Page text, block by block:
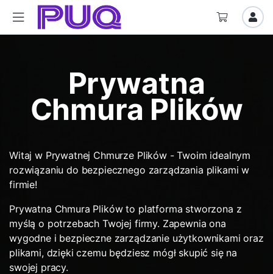
Prywatna
Chmura Plików
Witaj w Prywatnej Chmurze Plików - Twoim idealnym
rozwiązaniu do bezpiecznego zarządzania plikami w
firmie!
Prywatna Chmura Plików to platforma stworzona z
myślą o potrzebach Twojej firmy. Zapewnia ona
wygodne i bezpieczne zarządzanie użytkownikami oraz
plikami, dzięki czemu będziesz mógł skupić się na
swojej pracy.